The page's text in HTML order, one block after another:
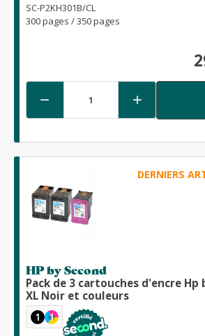
SC-P2KH301B/CL
300 pages / 350 pages
 
DERNIERS
HP by Second
Pack de 3 cartouches d'encre Hp
XL Noir et couleurs
1 1